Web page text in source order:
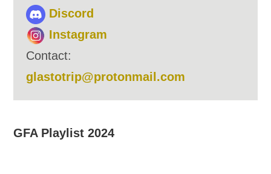
Discord
Instagram
Contact:
glastotrip@protonmail.com
GFA Playlist 2024